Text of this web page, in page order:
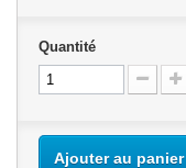
Quantité
Ajouter au panier